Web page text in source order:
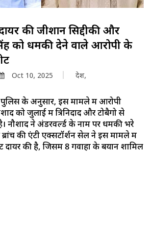
की जीशान सिद्दीकी और
को धमकी देने वाले आरोपी के
Oct 10, 2025 देश,
के अनुसार, इस मामले में आरोपी
को जुलाई में त्रिनिदाद और टोबैगो से
है। नौशाद ने अंडरवर्ल्ड के नाम पर धमकी भरे
की एंटी एक्सटॉर्शन सेल ने इस मामले में
दायर की है, जिसमें 8 गवाहों के बयान शामिल